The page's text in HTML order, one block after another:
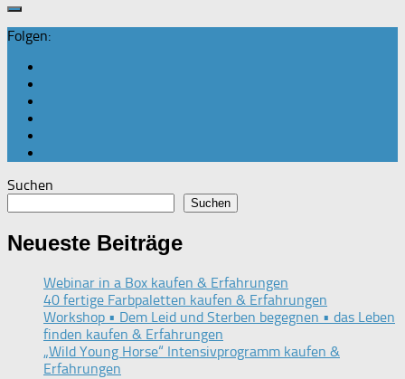
Folgen:
Suchen
Suchen
Neueste Beiträge
Webinar in a Box kaufen & Erfahrungen
40 fertige Farbpaletten kaufen & Erfahrungen
Workshop • Dem Leid und Sterben begegnen • das Leben
finden kaufen & Erfahrungen
„Wild Young Horse“ Intensivprogramm kaufen &
Erfahrungen